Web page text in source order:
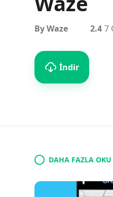
By Waze
İndir
2.4 7
DAHA FAZLA OKU